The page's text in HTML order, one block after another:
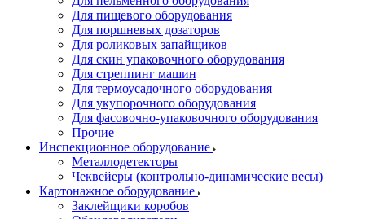
Для пищевого оборудования
Для поршневых дозаторов
Для роликовых запайщиков
Для скин упаковочного оборудования
Для стреппинг машин
Для термоусадочного оборудования
Для укупорочного оборудования
Для фасовочно-упаковочного оборудования
Прочие
Инспекционное оборудование
Металлодетекторы
Чеквейеры (контрольно-динамические весы)
Картонажное оборудование
Заклейщики коробов